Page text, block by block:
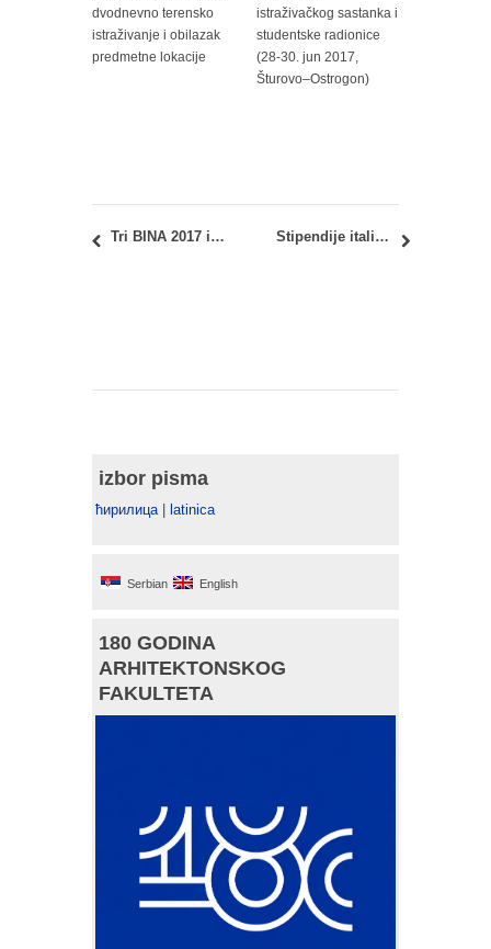
dvodnevno terensko
istraživanje i obilazak
predmetne lokacije
istraživačkog sastanka i
studentske radionice
(28-30. jun 2017,
Šturovo–Ostrogon)
Tri BINA 2017 izložbe: programski segment IZMEĐU DVE BINE Stipendije italijanske vlade za strane državljane u školskoj 2017/18.
izbor pisma
ћирилица | latinica
Serbian English
180 GODINA
ARHITEKTONSKOG
FAKULTETA